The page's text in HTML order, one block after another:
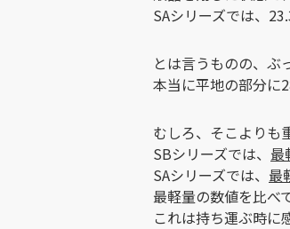
SAシリーズでは、
とは言うものの、ぶ
本当に平地の部分に
むしろ、そこよりも
SBシリーズでは、 最
SAシリーズでは、 最
最軽量の数値を比べ
これは持ち運ぶ時に